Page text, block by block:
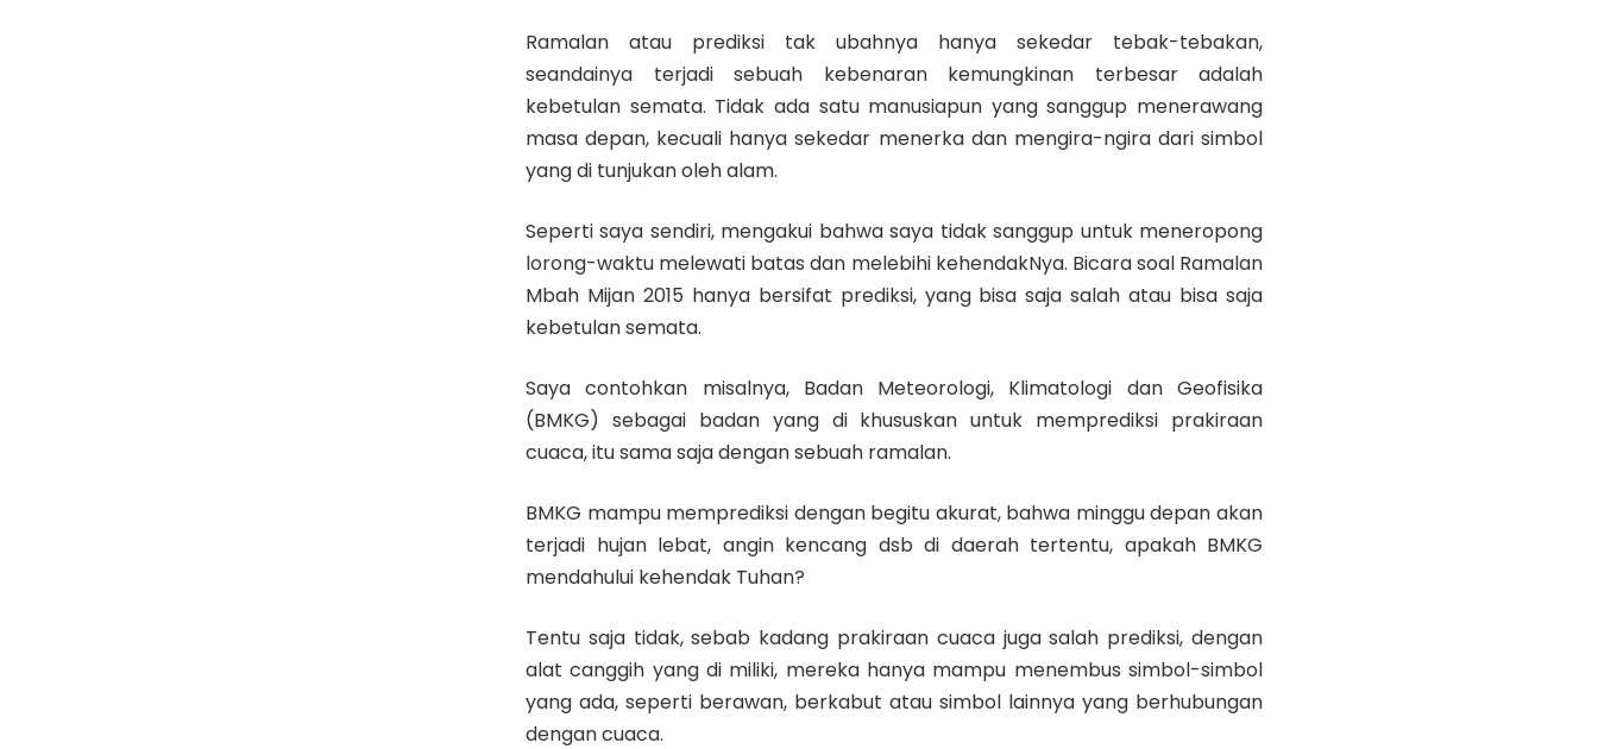
Ramalan atau prediksi tak ubahnya hanya sekedar tebak-tebakan,
seandainya terjadi sebuah kebenaran kemungkinan terbesar adalah
kebetulan semata. Tidak ada satu manusiapun yang sanggup menerawang
masa depan, kecuali hanya sekedar menerka dan mengira-ngira dari simbol
yang di tunjukan oleh alam.
Seperti saya sendiri, mengakui bahwa saya tidak sanggup untuk meneropong
lorong-waktu melewati batas dan melebihi kehendakNya. Bicara soal Ramalan
Mbah Mijan 2015 hanya bersifat prediksi, yang bisa saja salah atau bisa saja
kebetulan semata.
Saya contohkan misalnya, Badan Meteorologi, Klimatologi dan Geofisika
(BMKG) sebagai badan yang di khususkan untuk memprediksi prakiraan
cuaca, itu sama saja dengan sebuah ramalan.
BMKG mampu memprediksi dengan begitu akurat, bahwa minggu depan akan
terjadi hujan lebat, angin kencang dsb di daerah tertentu, apakah BMKG
mendahului kehendak Tuhan?
Tentu saja tidak, sebab kadang prakiraan cuaca juga salah prediksi, dengan
alat canggih yang di miliki, mereka hanya mampu menembus simbol-simbol
yang ada, seperti berawan, berkabut atau simbol lainnya yang berhubungan
dengan cuaca.